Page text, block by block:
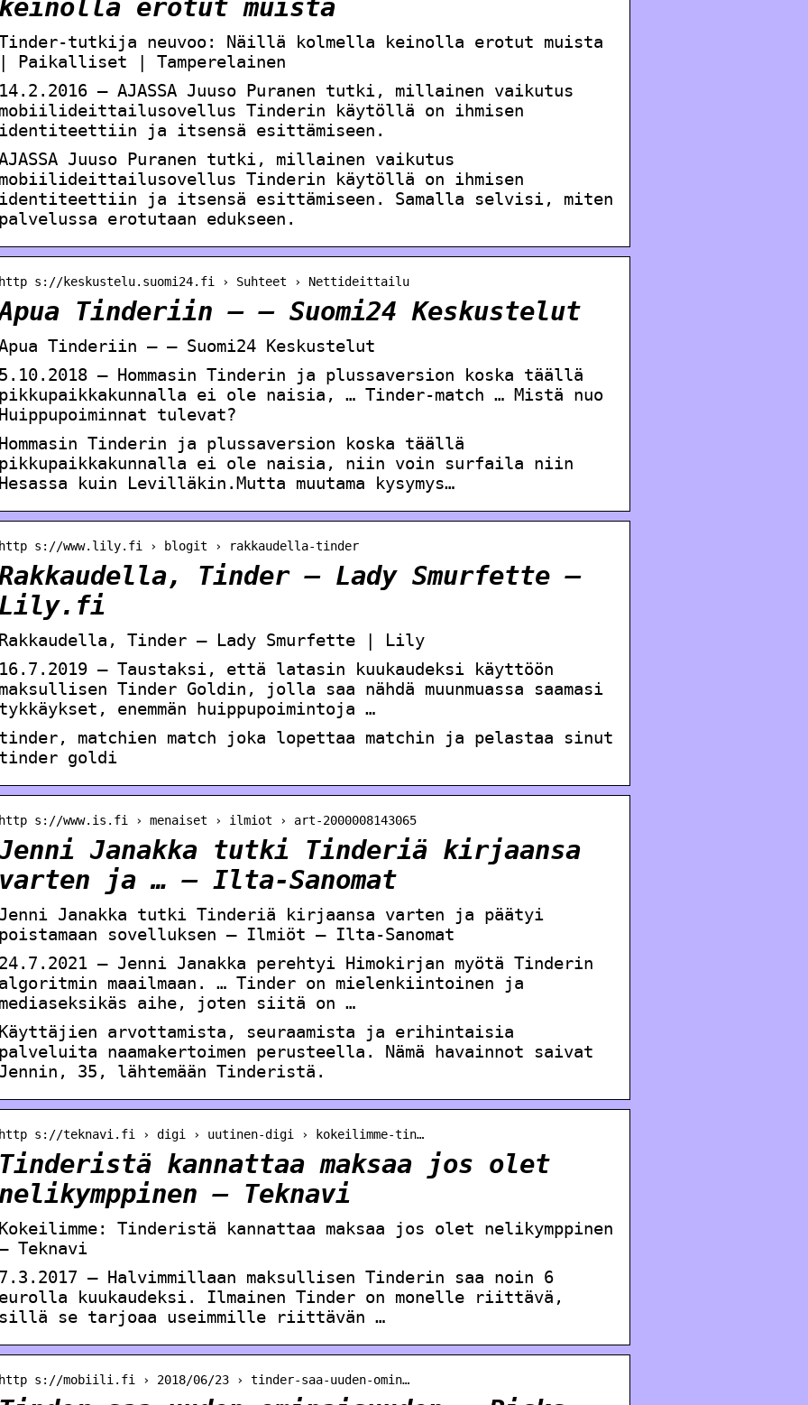
erotut muista
tutkija neuvoo: Näillä kolmella keinolla erotut muista
Paikalliset | Tamperelainen
— AJASSA Juuso Puranen tutki, millainen vaikutus
Tinderin käytöllä on ihmisen
ja itsensä esittämiseen.
Juuso Puranen tutki, millainen vaikutus
Tinderin käytöllä on ihmisen
ja itsensä esittämiseen. Samalla selvisi, miten
erotutaan edukseen.
s://keskustelu.suomi24.fi › Suhteet › Nettideittailu
Tinderiin – – Suomi24 Keskustelut
Tinderiin – – Suomi24 Keskustelut
— Hommasin Tinderin ja plussaversion koska täällä
ei ole naisia, … Tinder-match … Mistä nuo
tulevat?
Tinderin ja plussaversion koska täällä
ei ole naisia, niin voin surfaila niin
kuin Levilläkin.Mutta muutama kysymys…
s://www.lily.fi › blogit › rakkaudella-tinder
Tinder – Lady Smurfette –
Tinder – Lady Smurfette | Lily
— Taustaksi, että latasin kuukaudeksi käyttöön
Tinder Goldin, jolla saa nähdä muunmuassa saamasi
enemmän huippupoimintoja …
matchien match joka lopettaa matchin ja pelastaa sinut
goldi
s://www.is.fi › menaiset › ilmiot › art-2000008143065
Janakka tutki Tinderiä kirjaansa
ja … – Ilta-Sanomat
Janakka tutki Tinderiä kirjaansa varten ja päätyi
sovelluksen – Ilmiöt – Ilta-Sanomat
— Jenni Janakka perehtyi Himokirjan myötä Tinderin
maailmaan. … Tinder on mielenkiintoinen ja
aihe, joten siitä on …
arvottamista, seuraamista ja erihintaisia
naamakertoimen perusteella. Nämä havainnot saivat
35, lähtemään Tinderistä.
s://teknavi.fi › digi › uutinen-digi › kokeilimme-tin…
kannattaa maksaa jos olet
– Teknavi
Tinderistä kannattaa maksaa jos olet nelikymppinen
Teknavi
— Halvimmillaan maksullisen Tinderin saa noin 6
kuukaudeksi. Ilmainen Tinder on monelle riittävä,
se tarjoaa useimmille riittävän …
s://mobiili.fi › 2018/06/23 › tinder-saa-uuden-omin…